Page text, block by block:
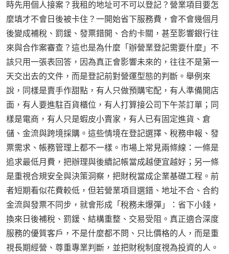
時先用個人接案？我租的地址可不可以登記？營業項目要怎
麼填才不會日後被卡住？一開始省下服務費，會不會幾個月
後變成補稅、罰鍰、發票錯開、合約卡關，甚至影響銀行往
來與合作案審查？這也是為什麼「辦營業登記需要什麼」不
該只用一張表回答，因為真正會影響未來的，往往不是第一
天交出去的文件，而是登記前對營運型態的判斷。舉例來
說，同樣是賣手作甜點，有人只做預購宅配，有人準備開店
面，有人要進駐百貨櫃位，有人打算接公司下午茶訂單；同
樣是電商，有人只是蝦皮小賣家，有人已有固定進貨、倉
儲、金流與跨境採購。這些情境在登記選擇、稅務申報、發
票需求、帳務管理上都不一樣。市場上常見兩條線：一條是
追求最低月費，把辦理與後續記帳當成越便宜越好；另一條
是重視合規安全與決策洞察，把財稅當成企業基礎工程。前
者短期看似花費較低，但若營業項目選錯、地址不合、合約
金流與發票不同步，就會形成「稅務未爆彈」：省下小錢，
換來日後補稅、罰鍰、結構重整、交易受阻。真正適合深度
服務的優質客戶，不是什麼都不問、只比價格的人，而是重
視長期經營、尊重專業判斷，並把財稅制度視為投資的人。